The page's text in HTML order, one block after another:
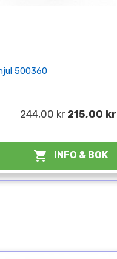
500360
244,00 kr 215,00 kr
 INFO & BOK